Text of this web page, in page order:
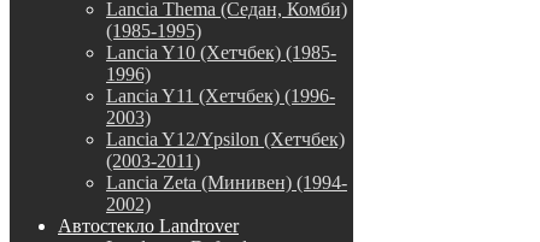
Lancia Thema (Седан, Комби)
(1985-1995)
Lancia Y10 (Хетчбек) (1985-
1996)
Lancia Y11 (Хетчбек) (1996-
2003)
Lancia Y12/Ypsilon (Хетчбек)
(2003-2011)
Lancia Zeta (Минивен) (1994-
2002)
Автостекло Landrover